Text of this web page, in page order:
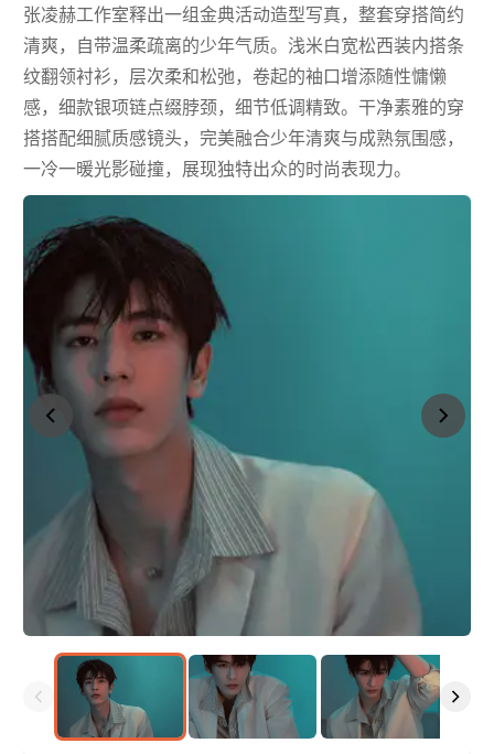
张凌赫工作室释出一组金典活动造型写真，整套穿搭简约
清爽，自带温柔疏离的少年气质。浅米白宽松西装内搭条
纹翻领衬衫，层次柔和松弛，卷起的袖口增添随性慵懒
感，细款银项链点缀脖颈，细节低调精致。干净素雅的穿
搭搭配细腻质感镜头，完美融合少年清爽与成熟氛围感，
一冷一暖光影碰撞，展现独特出众的时尚表现力。